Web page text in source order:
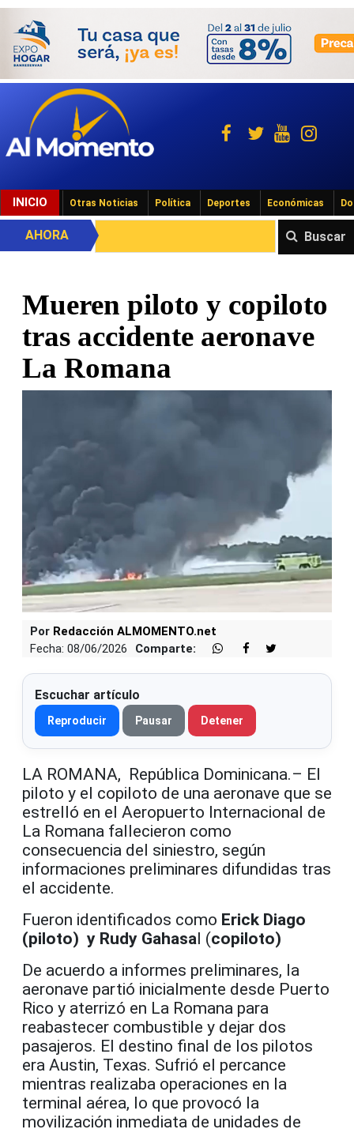
INICIO Otras Noticias Política Deportes Económicas
Buscar
AHORA
Mueren piloto y copiloto
tras accidente aeronave
La Romana
Por Redacción ALMOMENTO.net
Fecha: 08/06/2026
Comparte:
Escuchar artículo
Reproducir Pausar Detener
LA ROMANA, República Dominicana.– El
piloto y el copiloto de una aeronave que se
estrelló en el Aeropuerto Internacional de
La Romana fallecieron como
consecuencia del siniestro, según
informaciones preliminares difundidas tras
el accidente.
Fueron identificados como Erick Diago
(piloto) y Rudy Gahasal (copiloto)
De acuerdo a informes preliminares, la
aeronave partió inicialmente desde Puerto
Rico y aterrizó en La Romana para
reabastecer combustible y dejar dos
pasajeros. El destino final de los pilotos
era Austin, Texas. Sufrió el percance
mientras realizaba operaciones en la
terminal aérea, lo que provocó la
movilización inmediata de unidades de